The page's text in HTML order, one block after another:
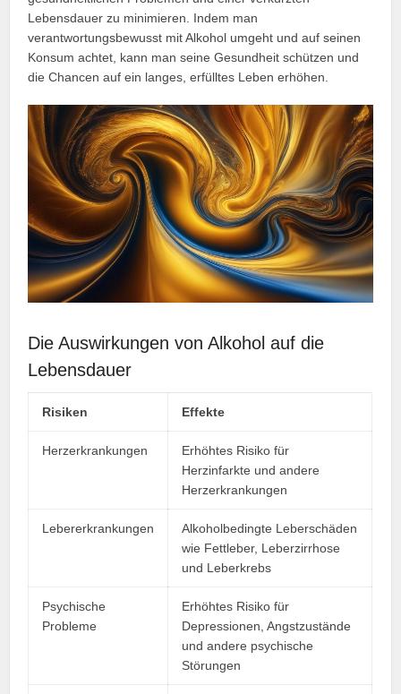
Lebensdauer zu minimieren. Indem man
verantwortungsbewusst mit Alkohol umgeht und auf seinen
Konsum achtet, kann man seine Gesundheit schützen und
die Chancen auf ein langes, erfülltes Leben erhöhen.
Die Auswirkungen von Alkohol auf die
Lebensdauer
Risiken Effekte
Herzerkrankungen
Erhöhtes Risiko für
Herzinfarkte und andere
Herzerkrankungen
Lebererkrankungen
Alkoholbedingte Leberschäden
wie Fettleber, Leberzirrhose
und Leberkrebs
Psychische
Probleme
Erhöhtes Risiko für
Depressionen, Angstzustände
und andere psychische
Störungen